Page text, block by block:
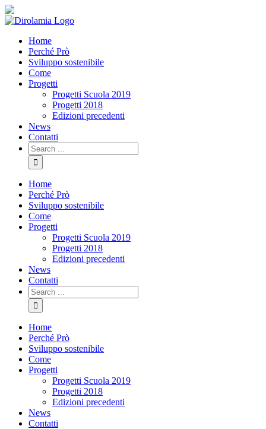
Skip
to
Facebook
YouTube
Sito
comune
Rho
Home
Perché Prò
Sviluppo sostenibile
Come
Progetti
Progetti Scuola 2019
Progetti 2018
Edizioni precedenti
News
Contatti
Search
for:
Home
Perché Prò
Sviluppo sostenibile
Come
Progetti
Progetti Scuola 2019
Progetti 2018
Edizioni precedenti
News
Contatti
Search
for:
Home
Perché Prò
Sviluppo sostenibile
Come
Progetti
Progetti Scuola 2019
Progetti 2018
Edizioni precedenti
News
Contatti